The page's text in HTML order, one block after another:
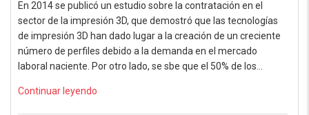
En 2014 se publicó un estudio sobre la contratación en el
sector de la impresión 3D, que demostró que las tecnologías
de impresión 3D han dado lugar a la creación de un creciente
número de perfiles debido a la demanda en el mercado
laboral naciente. Por otro lado, se sbe que el 50% de los…
Continuar leyendo